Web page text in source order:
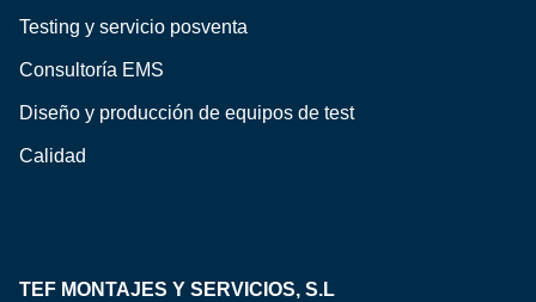
Testing y servicio posventa
Consultoría EMS
Diseño y producción de equipos de test
Calidad
TEF MONTAJES Y SERVICIOS, S.L